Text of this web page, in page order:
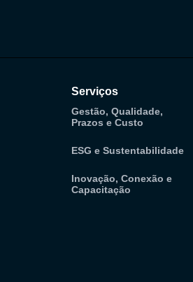
Serviços
Gestão, Qualidade,
Prazos e Custo
ESG e Sustentabilidade
Inovação, Conexão e
Capacitação